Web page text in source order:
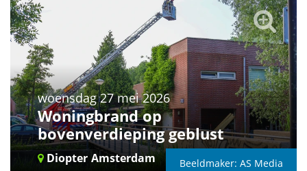
woensdag 27 mei 2026
Woningbrand op
bovenverdieping geblust
Diopter Amsterdam Beeldmaker: AS Media